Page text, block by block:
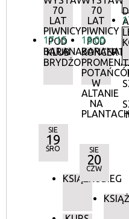
70
LAT
PIWNICY
POD
BARANAMI
17:15
KLUB
BRYDŻOWY
70
LAT
PIWNICY
POD
BARANAMI
18:00
KONCERTY
W
ALTANIE
NA
SIE
19
ŚRO
KSIĄŻKOBIEG
SIE
20
CZW